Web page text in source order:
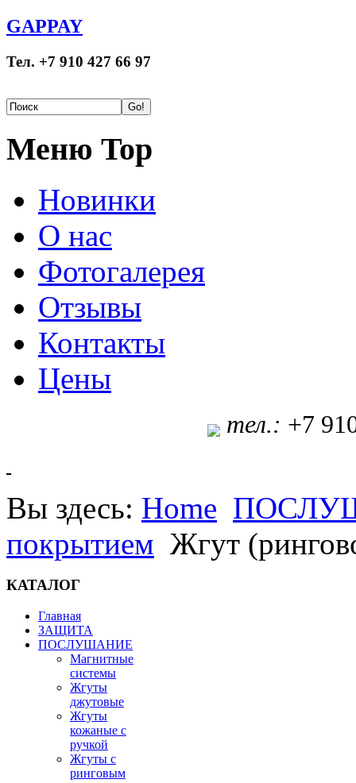
GAPPAY
Тел. +7 910 427 66 97
Меню Top
Новинки
О нас
Фотогалерея
Отзывы
Контакты
Цены
тел.: +7
Вы здесь: Home
покрытием Жгут
КАТАЛОГ
Главная
ЗАЩИТА
ПОСЛУШАНИЕ
Магнитные
системы
Жгуты
джутовые
Жгуты
кожаные с
ручкой
Жгуты с
ринговым